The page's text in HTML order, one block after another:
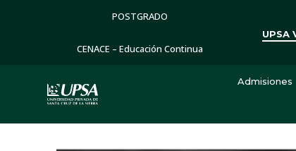
POSTGRADO
CENACE – Educación Continua
UPSA
Admisiones